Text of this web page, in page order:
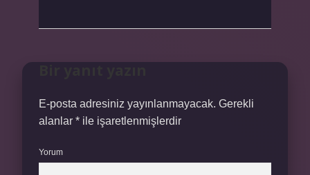
E-posta adresiniz yayınlanmayacak. Gerekli
alanlar * ile işaretlenmişlerdir
Yorum